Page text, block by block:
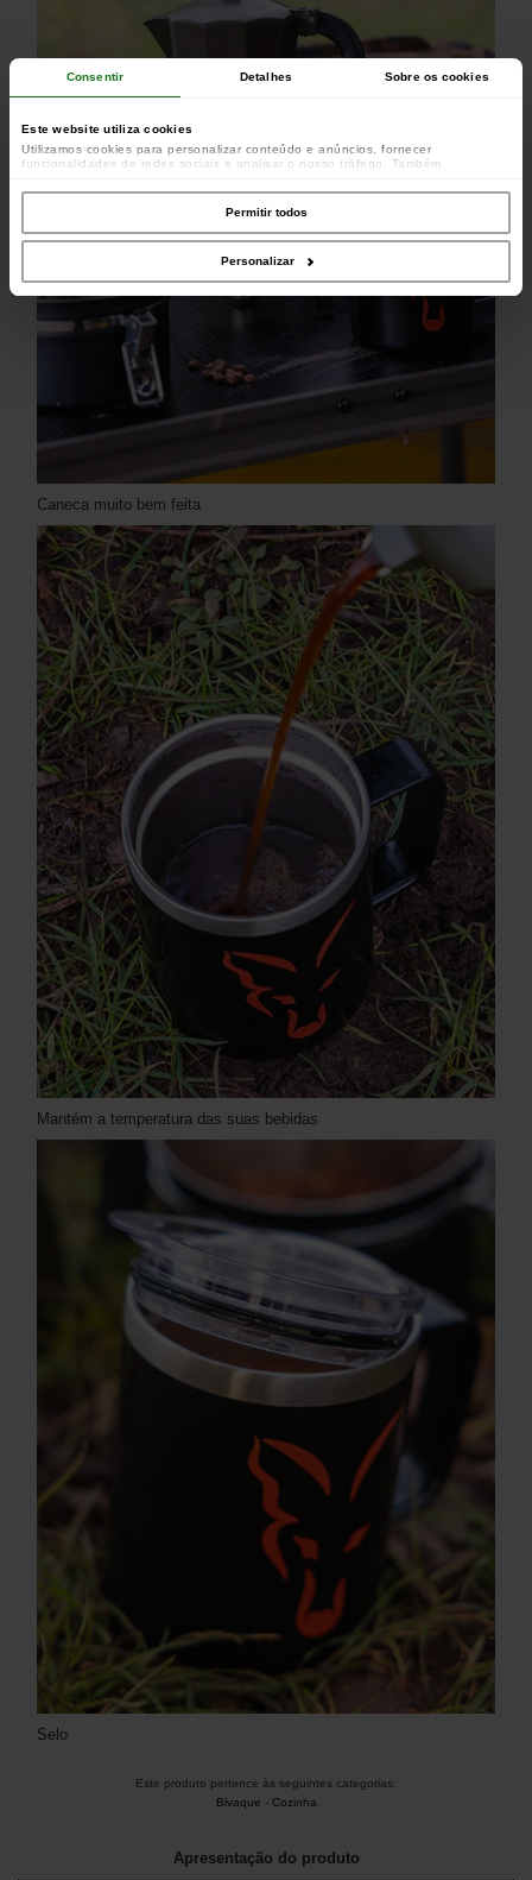
Consentir Detalhes Sobre os cookies
Este website utiliza cookies
Utilizamos cookies para personalizar conteúdo e anúncios, fornecer
funcionalidades de redes sociais e analisar o nosso tráfego. Também
parceiros de redes sociais, de publicidade e de análise, que as podem combinar
com outras informações que lhes forneceu ou recolhidas por estes a partir da
sua utilização dos respetivos serviços.
Permitir todos
Personalizar
Caneca muito bem feita
Mantém a temperatura das suas bebidas
Selo
Este produto pertence às seguintes categorias:
Bivaque - Cozinha
Apresentação do produto